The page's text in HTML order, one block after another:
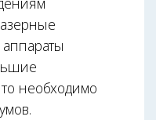
необходимо